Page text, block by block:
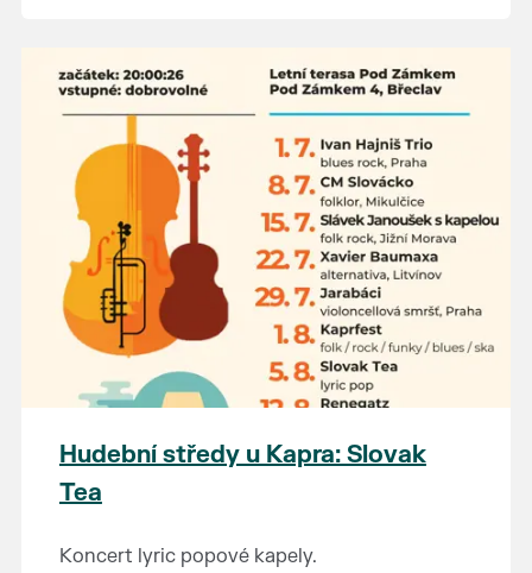
Hudební středy u Kapra: Slovak
Tea
Koncert lyric popové kapely.